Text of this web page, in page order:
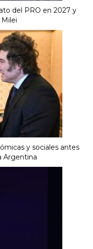
del PRO en 2027 y
y sociales antes
Argentina